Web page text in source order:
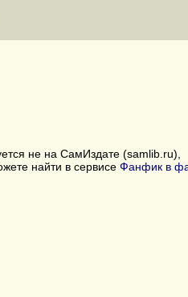
не на СамИздате (samlib.ru),
найти в сервисе Фанфик в